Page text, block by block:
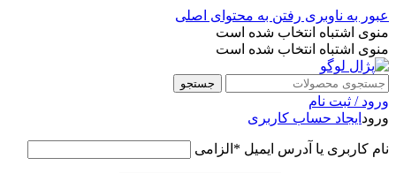
عبور به ناوبری رفتن به محتوای اصلی
منوی اشتباه انتخاب شده است
منوی اشتباه انتخاب شده است
جستجو
ورود / ثبت نام
ورود ایجاد حساب کاربری
نام کاربری یا آدرس ایمیل * الزامی